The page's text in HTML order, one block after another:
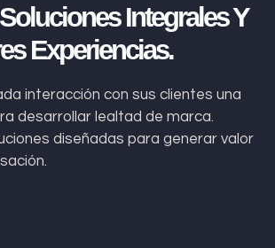
Integrales Y
Experiencias.
interacción con sus clientes una
desarrollar lealtad de marca.
diseñadas para generar valor